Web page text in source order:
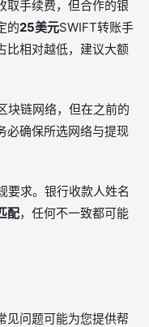
取手续费，但合作的银
的25美元SWIFT转账手
比相对越低，建议大额
块链网络，但在之前的
必确保所选网络与提现
要求。银行收款人姓名
配，任何不一致都可能
见问题可能为您提供帮